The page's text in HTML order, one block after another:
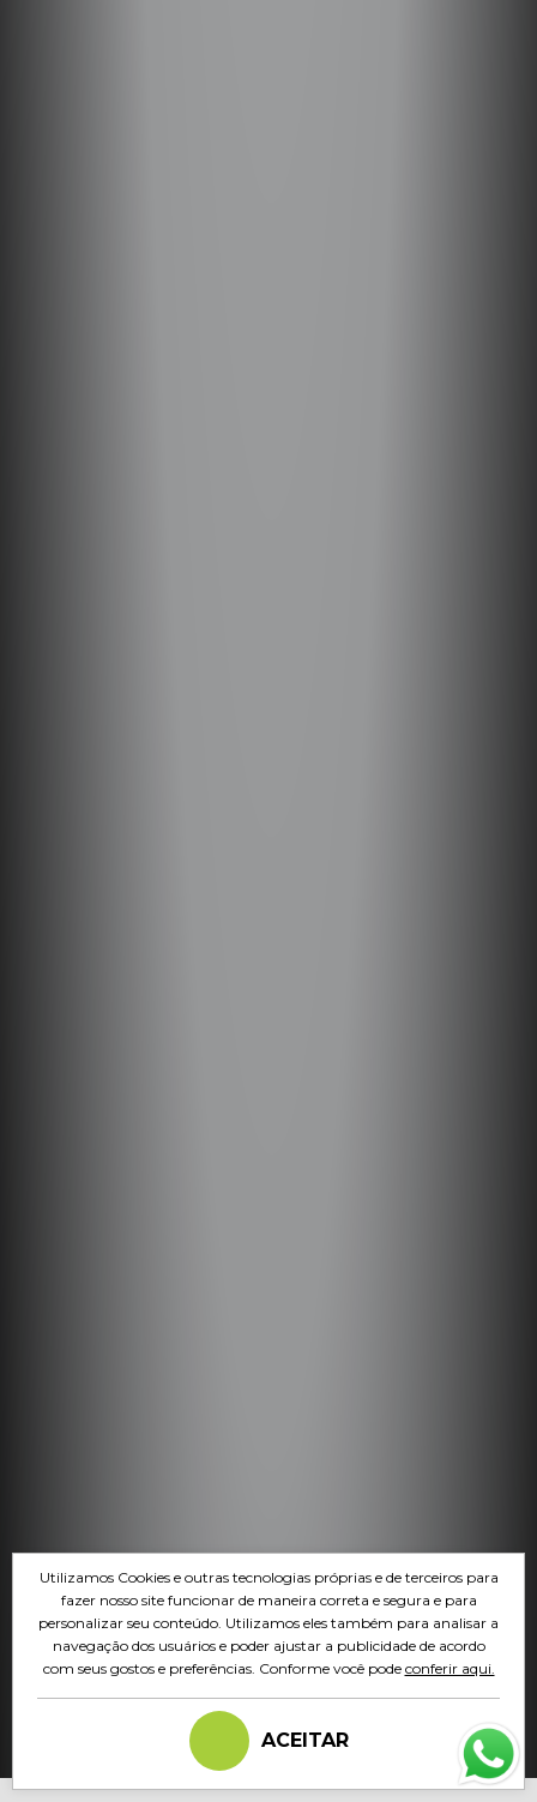
Utilizamos Cookies e outras tecnologias próprias e de terceiros para
fazer nosso site funcionar de maneira correta e segura e para
personalizar seu conteúdo. Utilizamos eles também para analisar a
navegação dos usuários e poder ajustar a publicidade de acordo
com seus gostos e preferências. Conforme você pode conferir aqui.
ACEITAR